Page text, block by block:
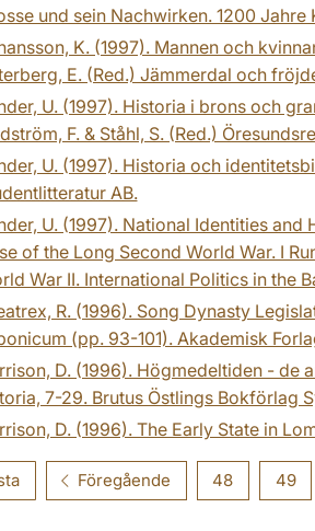
und sein Nachwirken. 1200
K. (1997). Mannen och
E. (Red.) Jämmerdal och
U. (1997). Historia i brons och
F. & Ståhl, S. (Red.)
U. (1997). Historia och
AB.
U. (1997). National Identities
of the Long Second World War. I
War II. International Politics in the
R. (1996). Song Dynasty
(pp. 93-101). Akademisk
D. (1996). Högmedeltiden -
7-29. Brutus Östlings Bokförlag
D. (1996). The Early State in
Föregående 48 49